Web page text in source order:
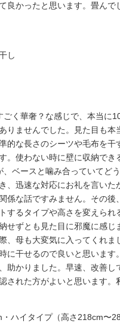
良かったと思います。畳ん
し
く華奢？な感じで、本当に
りませんでした。見た目も
な長さのシーツや毛布を干
。使わない時に壁に収納で
ベースと噛み合っていてど
、迅速な対応にお礼を言い
係な話ですみません。その
するタイプや高さを変えら
せずとも見た目に邪魔に感
、母も大変気に入ってくれ
干せるので良いと思います
助かりました。早速、改善
れた方がよいと思います。
ハイタイプ（高さ218cm〜